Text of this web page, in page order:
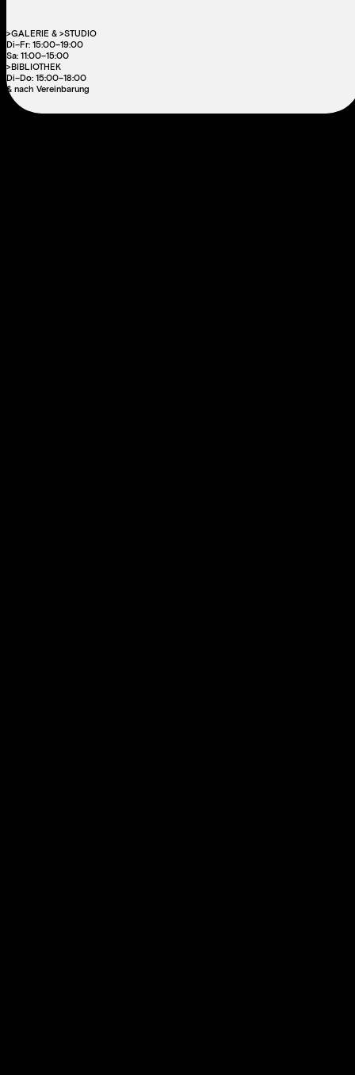
>GALERIE & >STUDIO
Di–Fr: 15:00–19:00
Sa: 11:00–15:00
>BIBLIOTHEK
Di–Do: 15:00–18:00
& nach Vereinbarung